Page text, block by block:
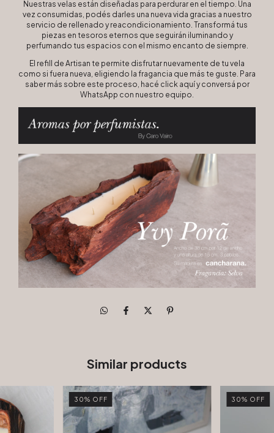
Nuestras velas están diseñadas para perdurar en el tiempo. Una
vez consumidas, podés darles una nueva vida gracias a nuestro
servicio de rellenado y reacondicionamiento. Transformá tus
piezas en tesoros eternos que seguirán iluminando y
perfumando tus espacios con el mismo encanto de siempre.
El refill de Artisan te permite disfrutar nuevamente de tu vela
como si fuera nueva, eligiendo la fragancia que más te guste. Para
saber más sobre este proceso, hacé click aquíy conversá por
WhatsApp con nuestro equipo.
Similar products
30% OFF 30% OFF